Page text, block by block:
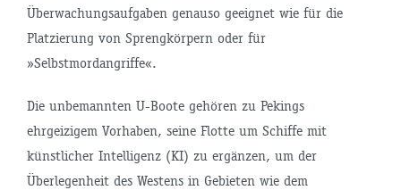
Überwachungsaufgaben genauso geeignet wie für die
Platzierung von Sprengkörpern oder für
»Selbstmordangriffe«.
Die unbemannten U-Boote gehören zu Pekings
ehrgeizigem Vorhaben, seine Flotte um Schiffe mit
künstlicher Intelligenz (KI) zu ergänzen, um der
Überlegenheit des Westens in Gebieten wie dem